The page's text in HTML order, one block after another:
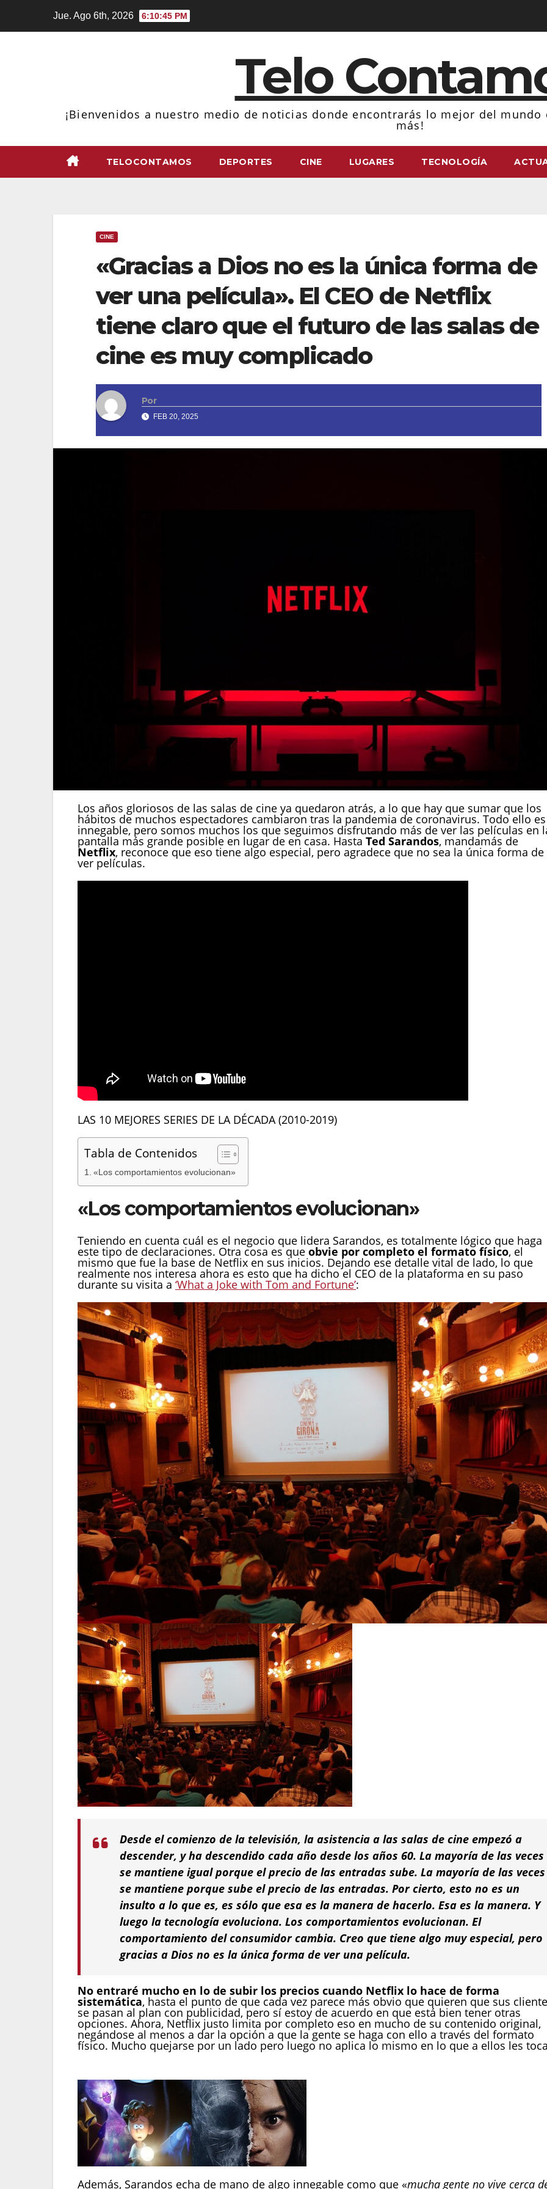
Jue. Ago 6th, 2026 6:10:47 PM
Telo
¡Bienvenidos a nuestro medio de noticias donde encontrarás lo mejor del
más!
TELOCONTAMOS DEPORTES CINE LUGARES TECNOLOGÍA
CINE
«Gracias a Dios no es la única forma de
ver una película». El CEO de Netflix
tiene claro que el futuro de las salas de
cine es muy complicado
Por
FEB 20, 2025
Los años gloriosos de las salas de cine ya quedaron atrás, a lo que hay que sumar que los
hábitos de muchos espectadores cambiaron tras la pandemia de coronavirus. Todo ello es
innegable, pero somos muchos los que seguimos disfrutando más de ver las películas en
pantalla más grande posible en lugar de en casa. Hasta Ted Sarandos, mandamás de
Netflix, reconoce que eso tiene algo especial, pero agradece que no sea la única forma de
ver películas.
LAS 10 MEJORES SERIES DE LA DÉCADA (2010-2019)
Tabla de Contenidos
«Los comportamientos evolucionan»
«Los comportamientos evolucionan»
Teniendo en cuenta cuál es el negocio que lidera Sarandos, es totalmente lógico que haga
este tipo de declaraciones. Otra cosa es que obvie por completo el formato físico, el
mismo que fue la base de Netflix en sus inicios. Dejando ese detalle vital de lado, lo que
realmente nos interesa ahora es esto que ha dicho el CEO de la plataforma en su paso
durante su visita a ‘What a Joke with Tom and Fortune’:
Desde el comienzo de la televisión, la asistencia a las salas de cine empezó a
descender, y ha descendido cada año desde los años 60. La mayoría de las veces
se mantiene igual porque el precio de las entradas sube. La mayoría de las veces
se mantiene porque sube el precio de las entradas. Por cierto, esto no es un
insulto a lo que es, es sólo que esa es la manera de hacerlo. Esa es la manera. Y
luego la tecnología evoluciona. Los comportamientos evolucionan. El
comportamiento del consumidor cambia. Creo que tiene algo muy especial, pero
gracias a Dios no es la única forma de ver una película.
No entraré mucho en lo de subir los precios cuando Netflix lo hace de forma
sistemática, hasta el punto de que cada vez parece más obvio que quieren que sus
se pasan al plan con publicidad, pero sí estoy de acuerdo en que está bien tener otras
opciones. Ahora, Netflix justo limita por completo eso en mucho de su contenido original,
negándose al menos a dar la opción a que la gente se haga con ello a través del formato
físico. Mucho quejarse por un lado pero luego no aplica lo mismo en lo que a ellos les
Además, Sarandos echa de mano de algo innegable como que «mucha gente no vive cerca